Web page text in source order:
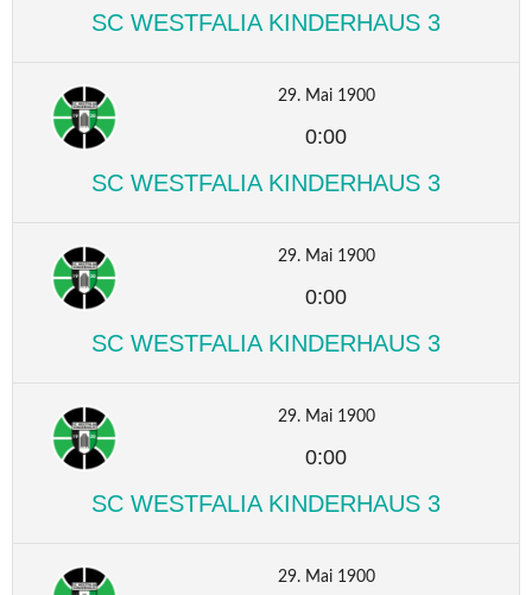
SC WESTFALIA KINDERHAUS 3
29. Mai 1900
0:00
SC WESTFALIA KINDERHAUS 3
29. Mai 1900
0:00
SC WESTFALIA KINDERHAUS 3
29. Mai 1900
0:00
SC WESTFALIA KINDERHAUS 3
29. Mai 1900